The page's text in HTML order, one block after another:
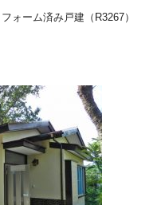
ォーム済み戸建（R3267）